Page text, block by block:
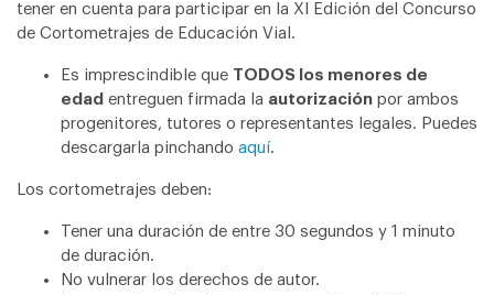
tener en cuenta para participar en la XI Edición del Concurso
de Cortometrajes de Educación Vial.
Es imprescindible que TODOS los menores de
edad entreguen firmada la autorización por ambos
progenitores, tutores o representantes legales. Puedes
descargarla pinchando aquí.
Los cortometrajes deben:
Tener una duración de entre 30 segundos y 1 minuto
de duración.
No vulnerar los derechos de autor.